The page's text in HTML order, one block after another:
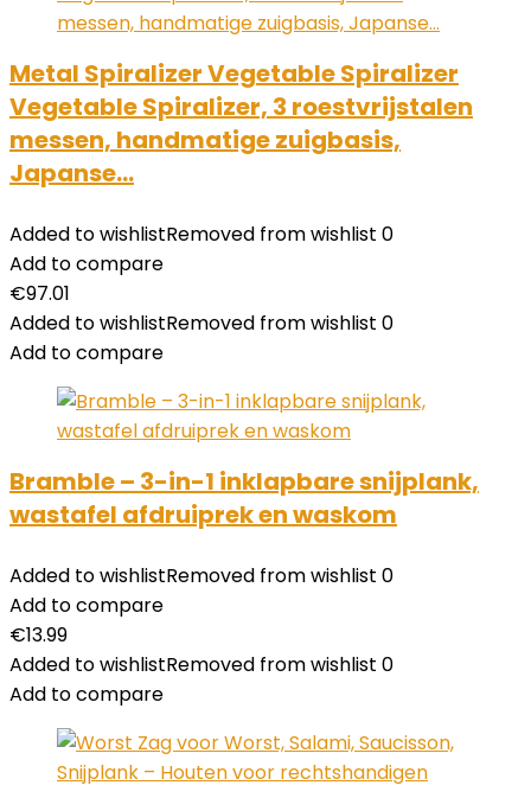
Metal Spiralizer Vegetable Spiralizer
Vegetable Spiralizer, 3 roestvrijstalen
messen, handmatige zuigbasis,
Japanse…
Added to wishlistRemoved from wishlist 0
Add to compare
€97.01
Added to wishlistRemoved from wishlist 0
Add to compare
Bramble – 3-in-1 inklapbare snijplank,
wastafel afdruiprek en waskom
Added to wishlistRemoved from wishlist 0
Add to compare
€13.99
Added to wishlistRemoved from wishlist 0
Add to compare